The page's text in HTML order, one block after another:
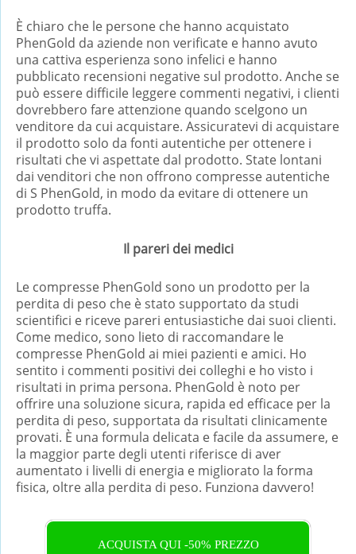
È chiaro che le persone che hanno acquistato
PhenGold da aziende non verificate e hanno avuto
una cattiva esperienza sono infelici e hanno
pubblicato recensioni negative sul prodotto. Anche se
può essere difficile leggere commenti negativi, i clienti
dovrebbero fare attenzione quando scelgono un
venditore da cui acquistare. Assicuratevi di acquistare
il prodotto solo da fonti autentiche per ottenere i
risultati che vi aspettate dal prodotto. State lontani
dai venditori che non offrono compresse autentiche
di S PhenGold, in modo da evitare di ottenere un
prodotto truffa.
Il pareri dei medici
Le compresse PhenGold sono un prodotto per la
perdita di peso che è stato supportato da studi
scientifici e riceve pareri entusiastiche dai suoi clienti.
Come medico, sono lieto di raccomandare le
compresse PhenGold ai miei pazienti e amici. Ho
sentito i commenti positivi dei colleghi e ho visto i
risultati in prima persona. PhenGold è noto per
offrire una soluzione sicura, rapida ed efficace per la
perdita di peso, supportata da risultati clinicamente
provati. È una formula delicata e facile da assumere, e
la maggior parte degli utenti riferisce di aver
aumentato i livelli di energia e migliorato la forma
fisica, oltre alla perdita di peso. Funziona davvero!
ACQUISTA QUI -50% PREZZO